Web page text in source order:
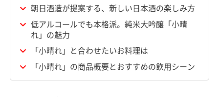
朝日酒造が提案する、新しい日本酒の楽しみ方
低アルコールでも本格派。純米大吟醸「小晴
れ」の魅力
「小晴れ」と合わせたいお料理は
「小晴れ」の商品概要とおすすめの飲用シーン